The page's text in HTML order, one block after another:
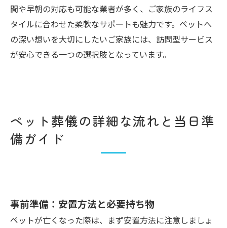
間や早朝の対応も可能な業者が多く、ご家族のライフス
タイルに合わせた柔軟なサポートも魅力です。ペットへ
の深い想いを大切にしたいご家族には、訪問型サービス
が安心できる一つの選択肢となっています。
ペット葬儀の詳細な流れと当日準
備ガイド
事前準備：安置方法と必要持ち物
ペットが亡くなった際は、まず安置方法に注意しましょ